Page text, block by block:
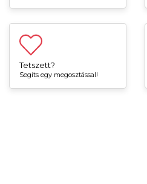
Tetszett?
Segíts egy megosztással!